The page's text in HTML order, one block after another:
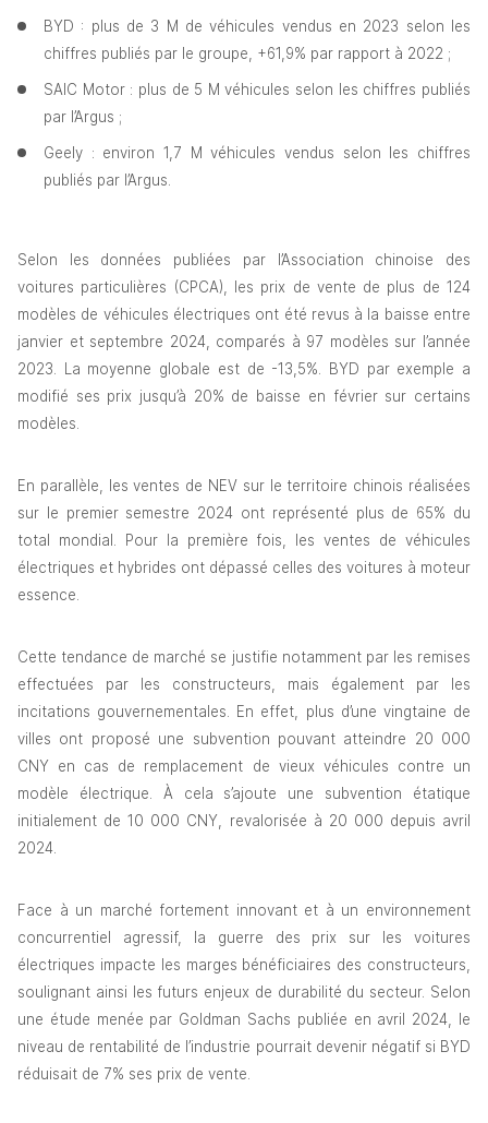
BYD : plus de 3 M de véhicules vendus en 2023 selon les
chiffres publiés par le groupe, +61,9% par rapport à 2022 ;
SAIC Motor : plus de 5 M véhicules selon les chiffres publiés
par l’Argus ;
Geely : environ 1,7 M véhicules vendus selon les chiffres
publiés par l’Argus.
Selon les données publiées par l’Association chinoise des
voitures particulières (CPCA), les prix de vente de plus de 124
modèles de véhicules électriques ont été revus à la baisse entre
janvier et septembre 2024, comparés à 97 modèles sur l’année
2023. La moyenne globale est de -13,5%. BYD par exemple a
modifié ses prix jusqu’à 20% de baisse en février sur certains
modèles.
En parallèle, les ventes de NEV sur le territoire chinois réalisées
sur le premier semestre 2024 ont représenté plus de 65% du
total mondial. Pour la première fois, les ventes de véhicules
électriques et hybrides ont dépassé celles des voitures à moteur
essence.
Cette tendance de marché se justifie notamment par les remises
effectuées par les constructeurs, mais également par les
incitations gouvernementales. En effet, plus d’une vingtaine de
villes ont proposé une subvention pouvant atteindre 20 000
CNY en cas de remplacement de vieux véhicules contre un
modèle électrique. À cela s’ajoute une subvention étatique
initialement de 10 000 CNY, revalorisée à 20 000 depuis avril
2024.
Face à un marché fortement innovant et à un environnement
concurrentiel agressif, la guerre des prix sur les voitures
électriques impacte les marges bénéficiaires des constructeurs,
soulignant ainsi les futurs enjeux de durabilité du secteur. Selon
une étude menée par Goldman Sachs publiée en avril 2024, le
niveau de rentabilité de l’industrie pourrait devenir négatif si BYD
réduisait de 7% ses prix de vente.